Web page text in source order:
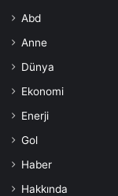
Abd
Anne
Dünya
Ekonomi
Enerji
Gol
Haber
Hakkında